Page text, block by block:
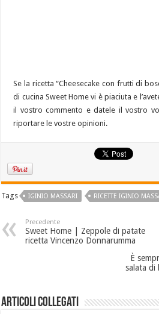
Se la ricetta “Cheesecake con frutti di
di cucina Sweet Home vi è piaciuta e
il vostro commento e datele il vostro
riportare le vostre opinioni.
Tags IGINIO MASSARI RICETTE IGINIO
Precedente
Sweet Home | Zeppole di patate
ricetta Vincenzo Donnarumma
È
salata di
Articoli collegati